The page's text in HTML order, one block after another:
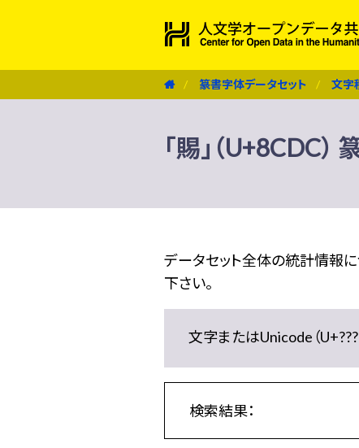
篆書字体データセット 文字
「賜」（U+8CDC
データセット全体の統計情報に
下さい。
文字またはUnicode（
検索結果：